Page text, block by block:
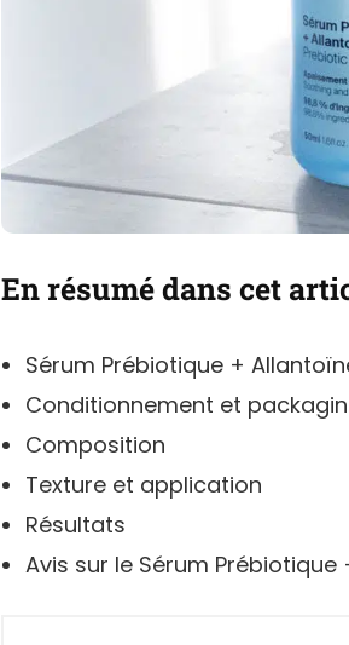
En résumé dans cet
Sérum Prébiotique +
Conditionnement et
Composition
Texture et application
Résultats
Avis sur le Sérum Prébiotique